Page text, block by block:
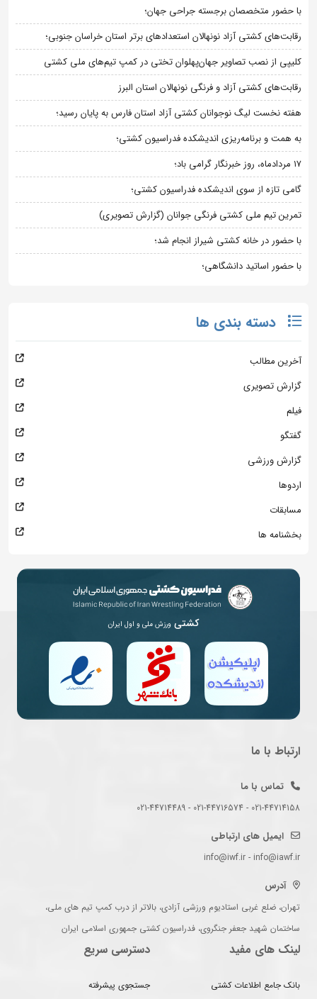
با حضور متخصصان برجسته جراحی جهان؛
رقابت‌های کشتی آزاد نونهالان استعدادهای برتر استان خراسان جنوبی؛
کلیپی از نصب تصاویر جهان‌پهلوان تختی در کمپ تیم‌های ملی کشتی
رقابت‌های کشتی آزاد و فرنگی نونهالان استان البرز
هفته نخست لیگ نوجوانان کشتی آزاد استان فارس به پایان رسید؛
به همت و برنامه‌ریزی اندیشکده فدراسیون کشتی؛
۱۷ مردادماه، روز خبرنگار گرامی باد؛
گامی تازه از سوی اندیشکده فدراسیون کشتی؛
تمرین تیم ملی کشتی فرنگی جوانان (گزارش تصویری)
با حضور در خانه کشتی شیراز انجام شد؛
با حضور اساتید دانشگاهی؛
دسته بندی ها
آخرین مطالب
گزارش تصویری
فیلم
گفتگو
گزارش ورزشی
اردوها
مسابقات
بخشنامه ها
کشتی ورزش ملی و اول ایران
ارتباط با ما
تماس با ما
021-44714158 - 021-44716574 - 021-44714489
ایمیل های ارتباطی
info@iwf.ir - info@iawf.ir
آدرس
تهران، ضلع غربی استادیوم ورزشی آزادی، بالاتر از درب کمپ تیم های ملی،
ساختمان شهید جعفر جنگروی، فدراسیون کشتی جمهوری اسلامی ایران
لینک های مفید
بانک جامع اطلاعات کشتی
دسترسی سریع
جستجوی پیشرفته